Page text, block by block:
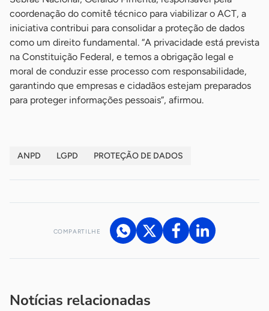
coordenação do comitê técnico para viabilizar o ACT, a
iniciativa contribui para consolidar a proteção de dados
como um direito fundamental. “A privacidade está prevista
na Constituição Federal, e temos a obrigação legal e
moral de conduzir esse processo com responsabilidade,
garantindo que empresas e cidadãos estejam preparados
para proteger informações pessoais”, afirmou.
ANPD LGPD PROTEÇÃO DE DADOS
COMPARTILHE
Notícias relacionadas